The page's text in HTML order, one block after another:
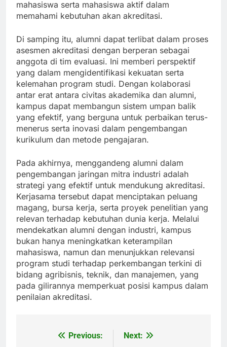
mahasiswa serta mahasiswa aktif dalam
memahami kebutuhan akan akreditasi.
Di samping itu, alumni dapat terlibat dalam proses
asesmen akreditasi dengan berperan sebagai
anggota di tim evaluasi. Ini memberi perspektif
yang dalam mengidentifikasi kekuatan serta
kelemahan program studi. Dengan kolaborasi
antar erat antara civitas akademika dan alumni,
kampus dapat membangun sistem umpan balik
yang efektif, yang berguna untuk perbaikan terus-
menerus serta inovasi dalam pengembangan
kurikulum dan metode pengajaran.
Pada akhirnya, menggandeng alumni dalam
pengembangan jaringan mitra industri adalah
strategi yang efektif untuk mendukung akreditasi.
Kerjasama tersebut dapat menciptakan peluang
magang, bursa kerja, serta proyek penelitian yang
relevan terhadap kebutuhan dunia kerja. Melalui
mendekatkan alumni dengan industri, kampus
bukan hanya meningkatkan keterampilan
mahasiswa, namun dan menunjukkan relevansi
program studi terhadap perkembangan terkini di
bidang agribisnis, teknik, dan manajemen, yang
pada gilirannya memperkuat posisi kampus dalam
penilaian akreditasi.
Previous:
Next: